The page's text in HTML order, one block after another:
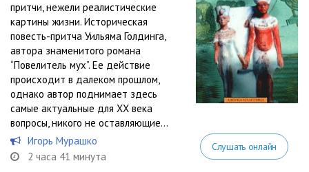
притчи, нежели реалистические
картины жизни. Историческая
повесть-притча Уильяма Голдинга,
автора знаменитого романа
“Повелитель мух”. Ее действие
происходит в далеком прошлом,
однако автор поднимает здесь
самые актуальные для XX века
вопросы, никого не оставляющие...
Игорь Мурашко
2 часа 41 минута
Слушать онлайн